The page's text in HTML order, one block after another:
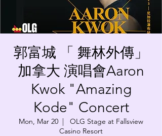
郭富城 「 舞林外傳」
加拿大 演唱會Aaron
Kwok "Amazing
Kode" Concert
Mon, Mar 20
  |
OLG Stage at Fallsview
Casino Resort